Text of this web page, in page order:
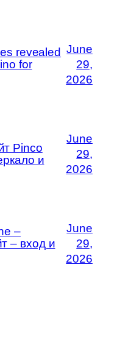
revealed
for
June
29,
2026
Pinco
и
June
29,
2026
–
– вход и
June
29,
2026